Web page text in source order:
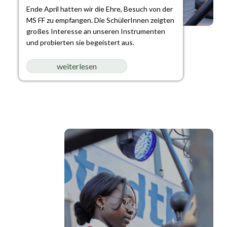
Ende April hatten wir die Ehre, Besuch von der
MS FF zu empfangen. Die SchülerInnen zeigten
großes Interesse an unseren Instrumenten
und probierten sie begeistert aus.
weiterlesen